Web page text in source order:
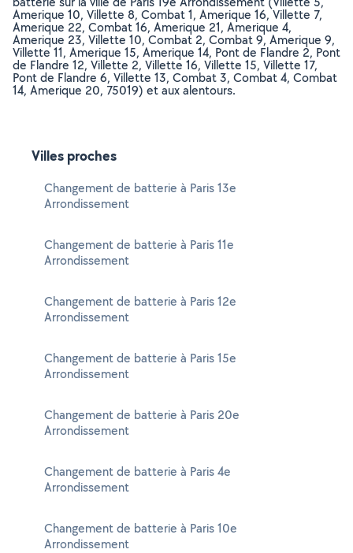
Amerique 10, Villette 8, Combat 1, Amerique 16, Villette 7,
Amerique 22, Combat 16, Amerique 21, Amerique 4,
Amerique 23, Villette 10, Combat 2, Combat 9, Amerique 9,
Villette 11, Amerique 15, Amerique 14, Pont de Flandre 2, Pont
de Flandre 12, Villette 2, Villette 16, Villette 15, Villette 17,
Pont de Flandre 6, Villette 13, Combat 3, Combat 4, Combat
14, Amerique 20, 75019) et aux alentours.
Villes proches
Changement de batterie à Paris 13e
Arrondissement
Changement de batterie à Paris 11e
Arrondissement
Changement de batterie à Paris 12e
Arrondissement
Changement de batterie à Paris 15e
Arrondissement
Changement de batterie à Paris 20e
Arrondissement
Changement de batterie à Paris 4e
Arrondissement
Changement de batterie à Paris 10e
Arrondissement